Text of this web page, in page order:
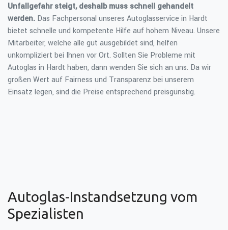
Unfallgefahr steigt, deshalb muss schnell gehandelt
werden. Das Fachpersonal unseres Autoglasservice in Hardt
bietet schnelle und kompetente Hilfe auf hohem Niveau. Unsere
Mitarbeiter, welche alle gut ausgebildet sind, helfen
unkompliziert bei Ihnen vor Ort. Sollten Sie Probleme mit
Autoglas in Hardt haben, dann wenden Sie sich an uns. Da wir
großen Wert auf Fairness und Transparenz bei unserem
Einsatz legen, sind die Preise entsprechend preisgünstig.
Autoglas-Instandsetzung vom
Spezialisten